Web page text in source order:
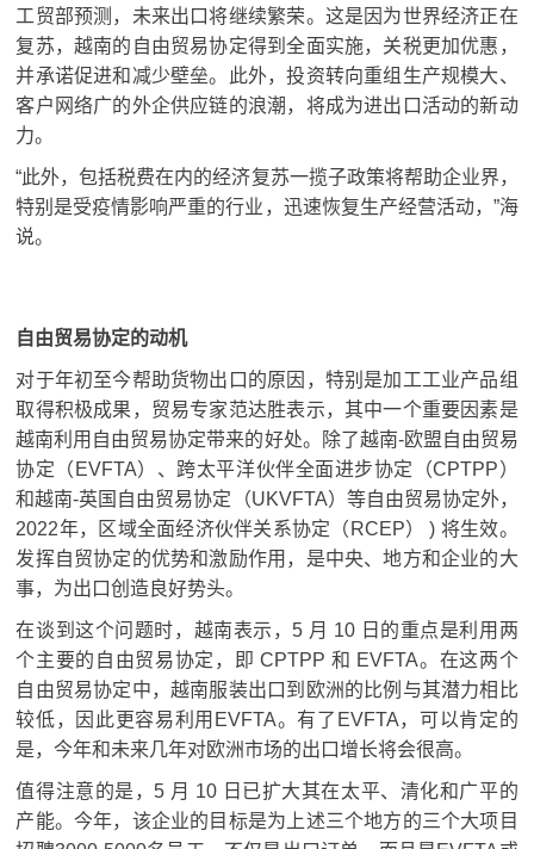
工贸部预测，未来出口将继续繁荣。 这是因为世界经济正在
复苏，越南的自由贸易协定得到全面实施，关税更加优惠，
并承诺促进和减少壁垒。
此外，投资转向重组生产规模大、
客户网络广的外企供应链的浪潮，将成为进出口活动的新动
力。
“此外，包括税费在内的经济复苏一揽子政策将帮助企业界，
特别是受疫情影响严重的行业，迅速恢复生产经营活动，”海
说。
自由贸易协定的动机
对于年初至今帮助货物出口的原因，特别是加工工业产品组
取得积极成果，贸易专家范达胜表示，其中一个重要因素是
越南利用自由贸易协定带来的好处。
除了越南-欧盟自由贸易
协定（EVFTA）、跨太平洋伙伴全面进步协定（CPTPP）
和越南-英国自由贸易协定（UKVFTA）等自由贸易协定外，
2022年，区域全面经济伙伴关系协定（RCEP） ) 将生效。
发挥自贸协定的优势和激励作用，是中央、地方和企业的大
事，为出口创造良好势头。
在谈到这个问题时，越南表示，5 月 10 日的重点是利用两
个主要的自由贸易协定，即 CPTPP 和 EVFTA。 在这两个
自由贸易协定中，越南服装​​出口到欧洲的比例与其潜力相比
较低，因此更容易利用EVFTA。 有了EV​​FTA，可以肯定的
是，今年和未来几年对欧洲市场的出口增长将会很高。
值得注意的是，5 月 10 日已扩大其在太平、清化和广平的
产能。今年，该企业的目标是为上述三个地方的三个大项目